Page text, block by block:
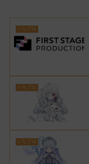
いちプロ
いちプロ
いちプロ